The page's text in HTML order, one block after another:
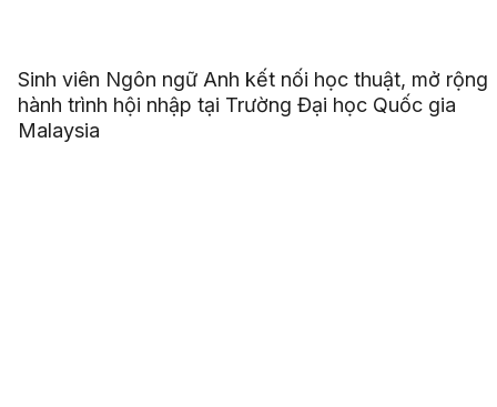
Sinh viên Ngôn ngữ Anh kết nối học thuật, mở rộng
hành trình hội nhập tại Trường Đại học Quốc gia
Malaysia